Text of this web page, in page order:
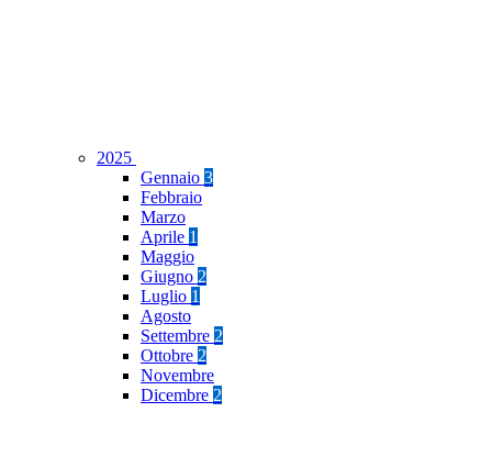
2025
Gennaio 3
Febbraio
Marzo
Aprile 1
Maggio
Giugno 2
Luglio 1
Agosto
Settembre 2
Ottobre 2
Novembre
Dicembre 2